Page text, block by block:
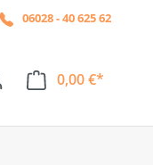
06028 - 40 625 62
0,00 €*